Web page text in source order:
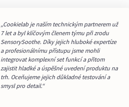
„Cookielab je naším technickým partnerem už
7 let a byl klíčovým členem týmu při zrodu
SensorySoothe. Díky jejich hluboké expertíze
a profesionálnímu přístupu jsme mohli
integrovat komplexní set funkcí a přitom
zajistit hladké a úspěšné uvedení produktu na
trh. Oceňujeme jejich důkladné testování a
smysl pro detail.“